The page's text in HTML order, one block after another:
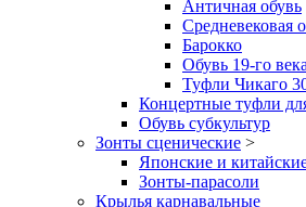
Античная обувь
Средневековая
Барокко
Обувь 19-го века
Туфли Чикаго
Концертные туфли
Обувь субкультур
Зонты сценические >
Японские и
Зонты-парасоли
Крылья карнавальные